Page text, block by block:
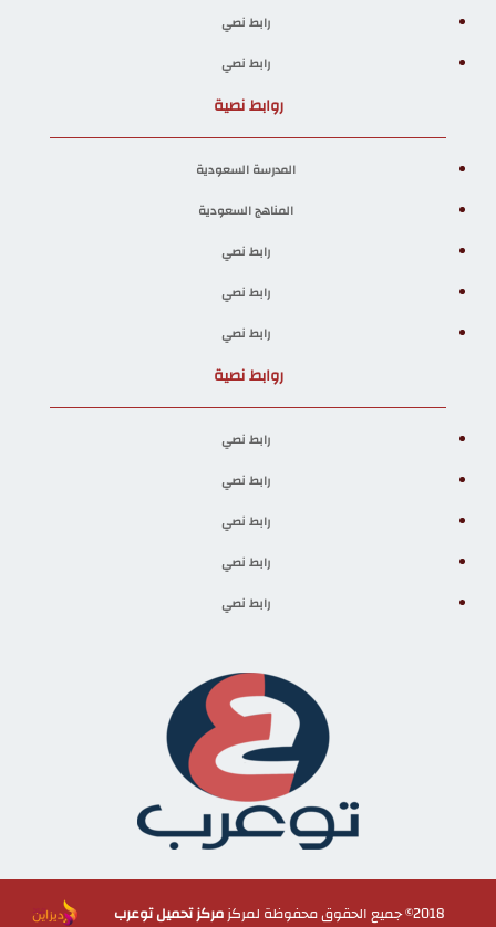
رابط نصي
رابط نصي
روابط نصية
المدرسة السعودية
المناهج السعودية
رابط نصي
رابط نصي
رابط نصي
روابط نصية
رابط نصي
رابط نصي
رابط نصي
رابط نصي
رابط نصي
2018© جميع الحقوق محفوظة لمركز مركز تحميل توعرب